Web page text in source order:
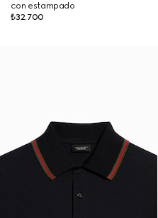
con estampado
₺32.700